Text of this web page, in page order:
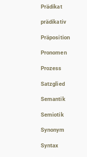
Prädikat
prädikativ
Präposition
Pronomen
Prozess
Satzglied
Semantik
Semiotik
Synonym
Syntax